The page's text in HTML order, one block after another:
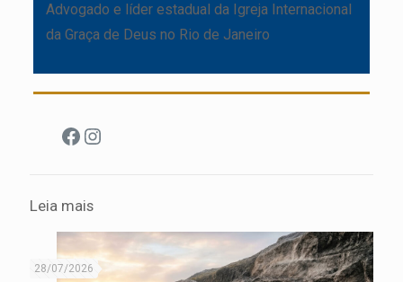
Advogado e líder estadual da Igreja Internacional
da Graça de Deus no Rio de Janeiro
Facebook
Instagram
Leia mais
28/07/2026